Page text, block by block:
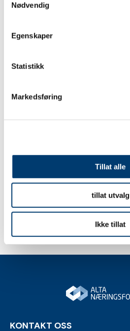
Nødvendig
Egenskaper
Statistikk
Markedsføring
Tillat alle
tillat utvalg
Ikke tillat
KONTAKT OSS